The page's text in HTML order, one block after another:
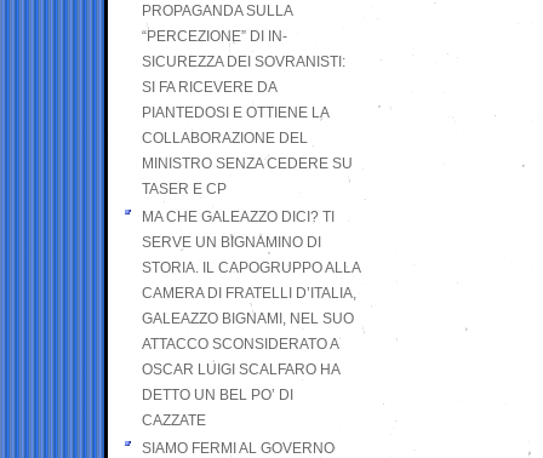
PROPAGANDA SULLA
“PERCEZIONE” DI IN-
SICUREZZA DEI SOVRANISTI:
SI FA RICEVERE DA
PIANTEDOSI E OTTIENE LA
COLLABORAZIONE DEL
MINISTRO SENZA CEDERE SU
TASER E CP
MA CHE GALEAZZO DICI? TI
SERVE UN BIGNAMINO DI
STORIA. IL CAPOGRUPPO ALLA
CAMERA DI FRATELLI D’ITALIA,
GALEAZZO BIGNAMI, NEL SUO
ATTACCO SCONSIDERATO A
OSCAR LUIGI SCALFARO HA
DETTO UN BEL PO’ DI
CAZZATE
SIAMO FERMI AL GOVERNO